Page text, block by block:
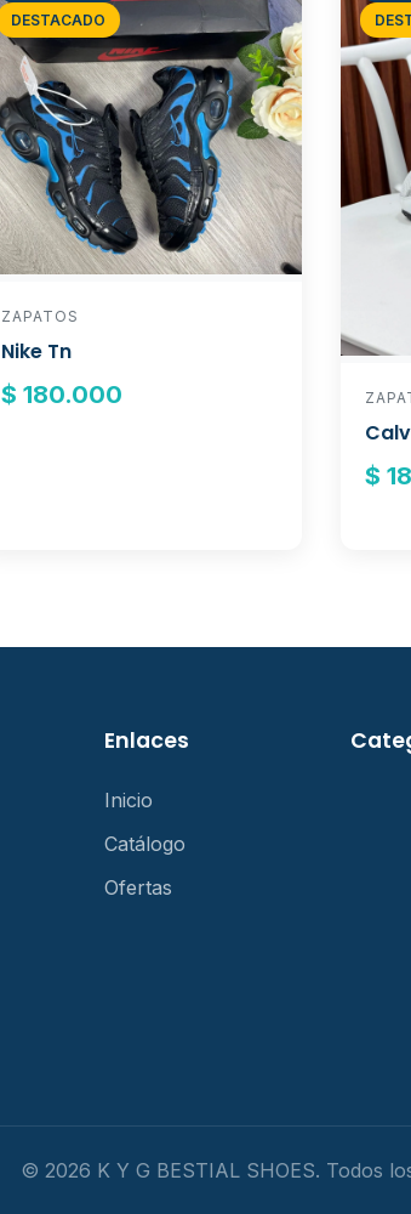
DESTACADO
ZAPATOS
Nike Tn
$ 180.000
$
Enlaces
Inicio
Catálogo
Ofertas
© 2026 K Y G BESTIAL SHOES. Todos